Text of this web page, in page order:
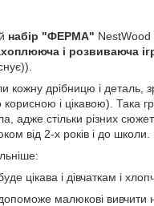
набір "ФЕРМА" NestWood
і розвиваюча
кожну дрібницю і деталь,
і цікавою). Така
адже стільки різних
від 2-х років і до школи.
цікава і дівчаткам і
малюкові вивчити